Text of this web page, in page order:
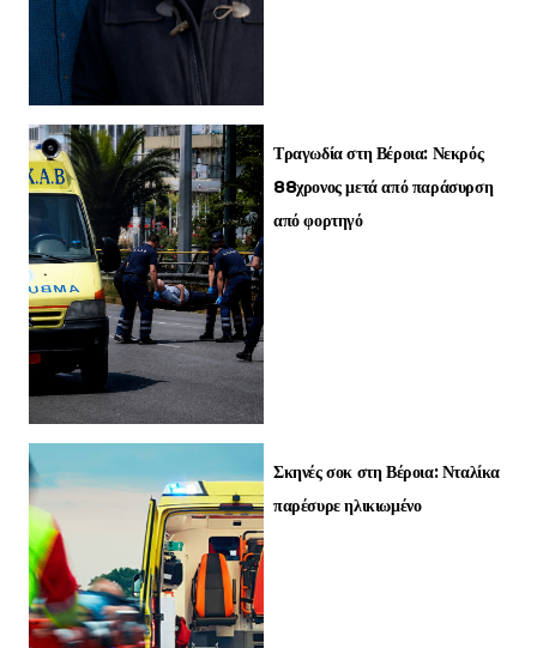
Τραγωδία στη Βέροια: Νεκρός
88χρονος μετά από παράσυρση
από φορτηγό
Σκηνές σοκ στη Βέροια: Νταλίκα
παρέσυρε ηλικιωμένο